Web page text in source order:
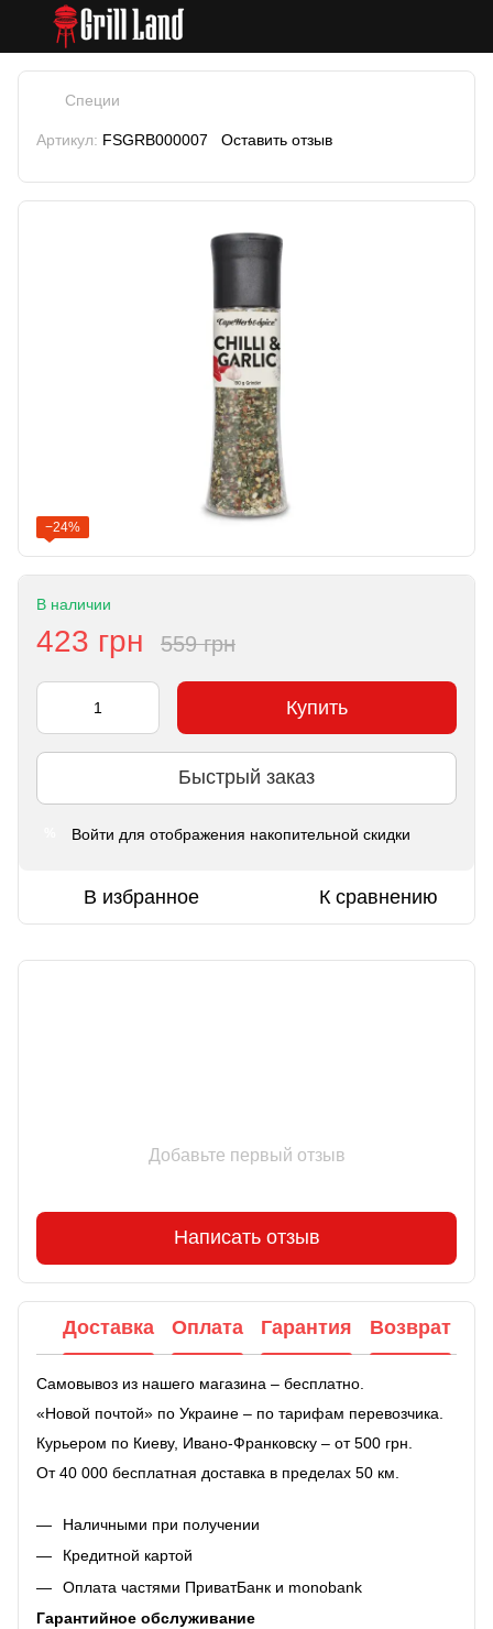
Специи
Артикул: FSGRB000007 Оставить отзыв
−24%
В наличии
423 грн 559 грн
Купить
Быстрый заказ
Войти для отображения накопительной скидки
В избранное К сравнению
Добавьте первый отзыв
Написать отзыв
Доставка Оплата Гарантия Возврат
Самовывоз из нашего магазина – бесплатно.
«Новой почтой» по Украине – по тарифам перевозчика.
Курьером по Киеву, Ивано-Франковску – от 500 грн.
От 40 000 бесплатная доставка в пределах 50 км.
Наличными при получении
Кредитной картой
Оплата частями ПриватБанк и monobank
Гарантийное обслуживание